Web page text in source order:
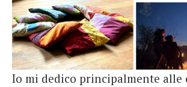
Io mi dedico principalmente alle